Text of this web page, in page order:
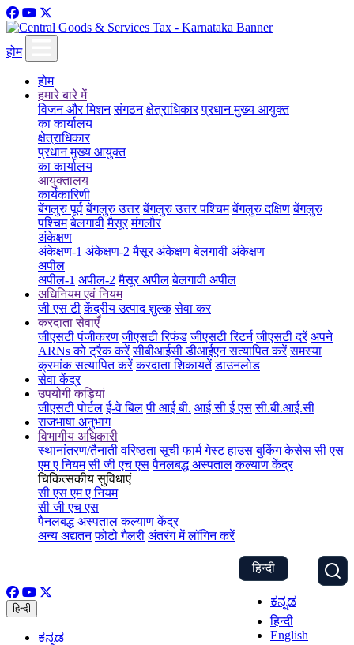
होम
होम
हमारे बारे में
विजन और मिशन संगठन क्षेत्राधिकार प्रधान मुख्य आयुक्त
का कार्यालय
क्षेत्राधिकार
प्रधान मुख्य आयुक्त
का कार्यालय
आयुक्तालय
कार्यकारिणी
बेंगलुरु पूर्व बेंगलुरु उत्तर बेंगलुरु उत्तर पश्चिम बेंगलुरु दक्षिण बेंगलुरु
पश्चिम बेलगावी मैसूर मंगलौर
अंकेक्षण
अंकेक्षण-1 अंकेक्षण-2 मैसूर अंकेक्षण बेलगावी अंकेक्षण
अपील
अपील-1 अपील-2 मैसूर अपील बेलगावी अपील
अधिनियम एवं नियम
जी एस टी केंद्रीय उत्पाद शुल्क सेवा कर
करदाता सेवाएँ
जीएसटी पंजीकरण जीएसटी रिफंड जीएसटी रिटर्न जीएसटी दरें अपने
ARNs को ट्रैक करें सीबीआईसी डीआईएन सत्यापित करें समस्या
क्रमांक सत्यापित करें करदाता शिकायतें डाउनलोड
सेवा केंद्र
उपयोगी कड़ियां
जीएसटी पोर्टल ई-वे बिल पी आई बी. आई सी ई एस सी.बी.आई.सी
राजभाषा अनुभाग
विभागीय अधिकारी
स्थानांतरण/तैनाती वरिष्ठता सूची फार्म गेस्ट हाउस बुकिंग केसेस सी एस
एम ए नियम सी जी एच एस पैनलबद्ध अस्पताल कल्याण केंद्र
चिकित्सकीय सुविधाएं
सी एस एम ए नियम
सी जी एच एस
पैनलबद्ध अस्पताल कल्याण केंद्र
अन्य अद्यतन फोटो गैलरी अंतरंग में लॉगिन करें
हिन्दी
ಕನ್ನಡ
हिन्दी
English
हिन्दी
ಕನ್ನಡ